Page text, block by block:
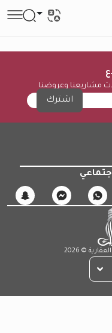
مشاريعنا وعروضنا
اشترك
© 2026